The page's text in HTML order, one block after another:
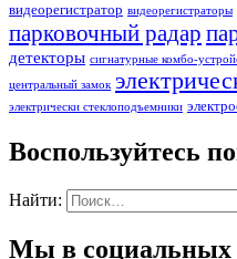
видеорегистратор видеорегистраторы
парковочный радар
детекторы сигнатурные комбо-
центральный замок
электрически стеклоподъемники
Воспользуйтесь
Найти:
Мы в социальных